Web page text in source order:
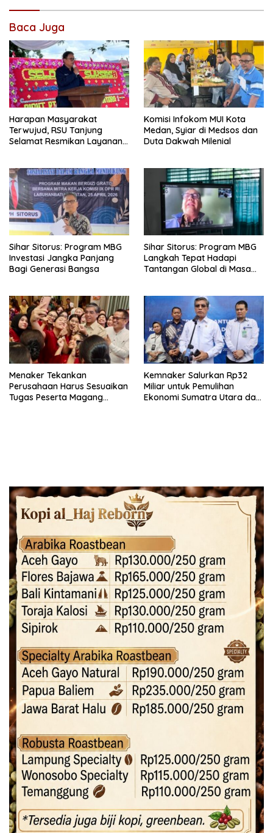
Baca Juga
Harapan Masyarakat
Terwujud, RSU Tanjung
Selamat Resmikan Layanan
Komisi Infokom MUI Kota
Medan, Syiar di Medsos dan
Duta Dakwah Milenial
Sihar Sitorus: Program MBG
Investasi Jangka Panjang
Bagi Generasi Bangsa
Sihar Sitorus: Program MBG
Langkah Tepat Hadapi
Tantangan Global di Masa
Menaker Tekankan
Perusahaan Harus Sesuaikan
Tugas Peserta Magang
Kemnaker Salurkan Rp32
Miliar untuk Pemulihan
Ekonomi Sumatra Utara dan